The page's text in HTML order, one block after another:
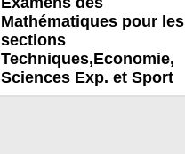
Mathématiques pour les
sections
Techniques,Economie,
Sciences Exp. et Sport